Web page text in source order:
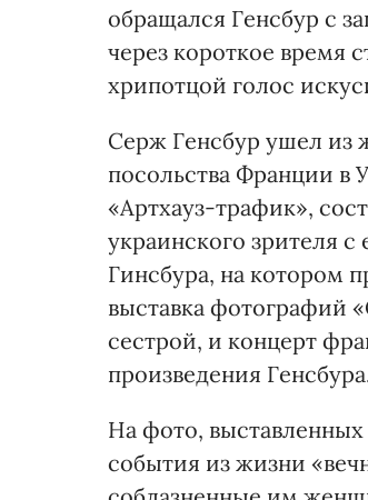
обращался Генсбур с
через короткое время
хрипотцой голос
Серж Генсбур ушел из
посольства Франции в
«Артхауз-трафик»,
украинского зрителя
Гинсбура, на котором
выставка фотографий
сестрой, и концерт
произведения
На фото, выставленных
события из жизни